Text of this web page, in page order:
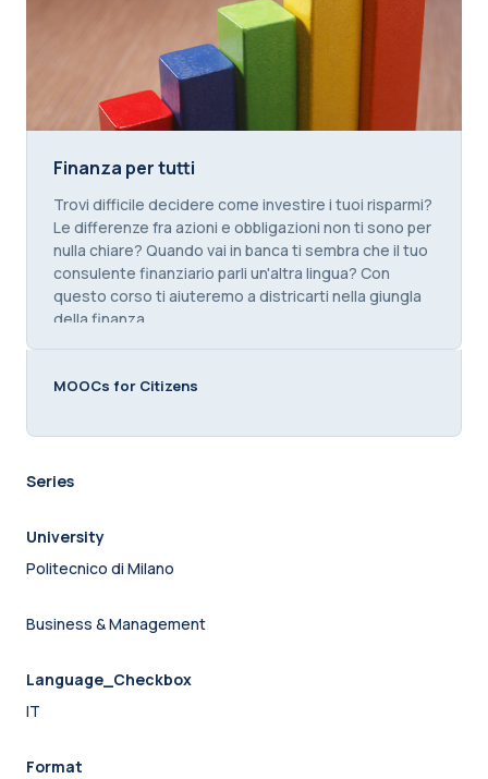
Finanza per tutti
Finanza per tutti
Course summary text:
Trovi difficile decidere come investire i tuoi risparmi?
Le differenze fra azioni e obbligazioni non ti sono per
nulla chiare? Quando vai in banca ti sembra che il tuo
consulente finanziario parli un'altra lingua? Con
questo corso ti aiuteremo a districarti nella giungla
della finanza.
MOOCs for Citizens
Series
University
Politecnico di Milano
Business & Management
Language_Checkbox
IT
Format